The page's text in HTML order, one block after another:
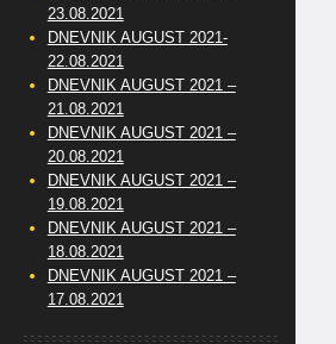
23.08.2021
DNEVNIK AUGUST 2021-
22.08.2021
DNEVNIK AUGUST 2021 –
21.08.2021
DNEVNIK AUGUST 2021 –
20.08.2021
DNEVNIK AUGUST 2021 –
19.08.2021
DNEVNIK AUGUST 2021 –
18.08.2021
DNEVNIK AUGUST 2021 –
17.08.2021